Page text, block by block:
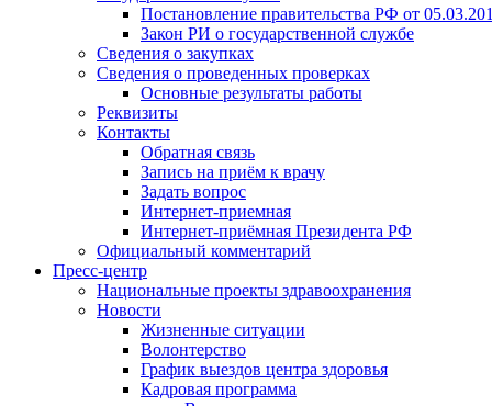
Постановление правительства РФ от
Закон РИ о государственной службе
Сведения о закупках
Сведения о проведенных проверках
Основные результаты работы
Реквизиты
Контакты
Обратная связь
Запись на приём к врачу
Задать вопрос
Интернет-приемная
Интернет-приёмная Президента РФ
Официальный комментарий
Пресс-центр
Национальные проекты здравоохранения
Новости
Жизненные ситуации
Волонтерство
График выездов центра здоровья
Кадровая программа